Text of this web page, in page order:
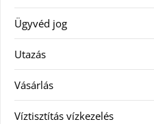
Ügyvéd jog
Utazás
Vásárlás
Víztisztítás vízkezelés